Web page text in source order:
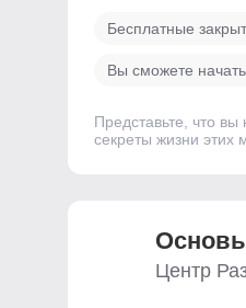
Бесплатные
Вы сможете
Представьте, что
секреты жизни этих
Центр